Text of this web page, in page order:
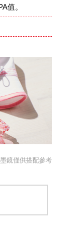
值。
鏡僅供搭配參考